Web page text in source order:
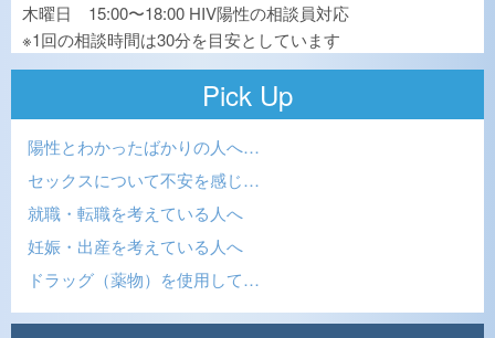
木曜日 15:00〜18:00 HIV陽性の相談員対応
※1回の相談時間は30分を目安としています
Pick Up
陽性とわかったばかりの人へ…
セックスについて不安を感じ…
就職・転職を考えている人へ
妊娠・出産を考えている人へ
ドラッグ（薬物）を使用して…